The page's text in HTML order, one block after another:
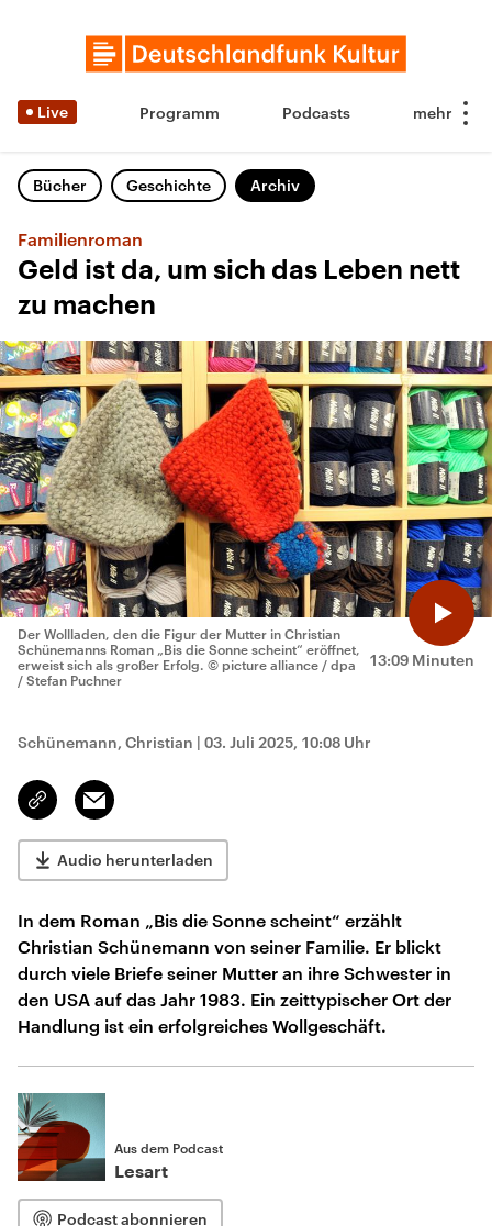
Live Programm Podcasts
Bücher Geschichte Archiv
Familienroman
Geld ist da, um sich das Leben nett
zu machen
13:09 Minuten
Der Wollladen, den die Figur der Mutter in Christian
Schünemanns Roman „Bis die Sonne scheint“ eröffnet,
erweist sich als großer Erfolg. © picture alliance / dpa
/ Stefan Puchner
Schünemann, Christian | 03. Juli 2025, 10:08 Uhr
Link
kopieren/teilen
Email
Audio herunterladen
In dem Roman „Bis die Sonne scheint“ erzählt
Christian Schünemann von seiner Familie. Er blickt
durch viele Briefe seiner Mutter an ihre Schwester in
den USA auf das Jahr 1983. Ein zeittypischer Ort der
Handlung ist ein erfolgreiches Wollgeschäft.
Aus dem Podcast
Lesart
Podcast abonnieren